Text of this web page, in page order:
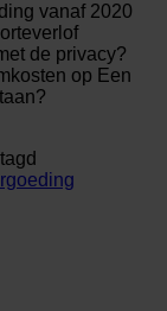
vanaf 2020
de privacy?
op Een